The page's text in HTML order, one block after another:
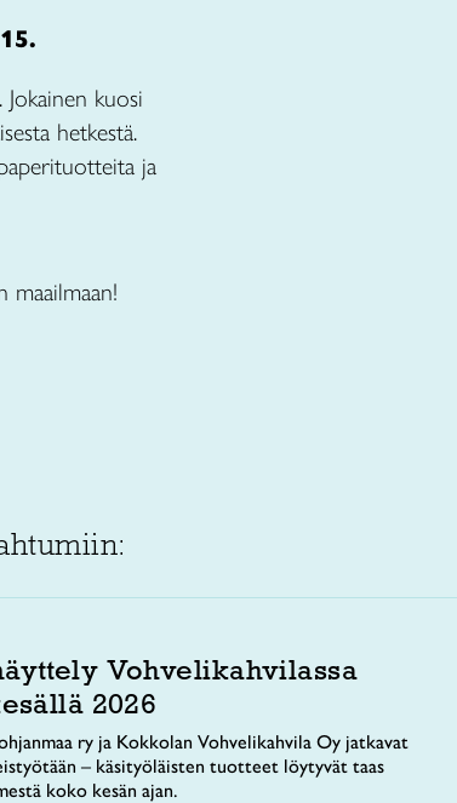
kuosi
hetkestä.
ja
Vohvelikahvilassa
2026
ry ja Kokkolan Vohvelikahvila Oy jatkavat
– käsityöläisten tuotteet löytyvät taas
koko kesän ajan.